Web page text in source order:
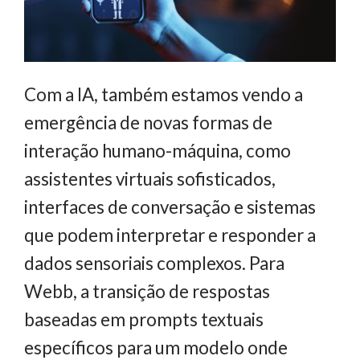
Com a IA, também estamos vendo a
emergência de novas formas de
interação humano-máquina, como
assistentes virtuais sofisticados,
interfaces de conversação e sistemas
que podem interpretar e responder a
dados sensoriais complexos. Para
Webb, a transição de respostas
baseadas em prompts textuais
específicos para um modelo onde